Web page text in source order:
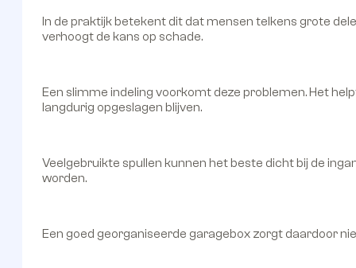
In de praktijk betekent dit dat mensen telkens grote
verhoogt de kans op schade.
Een slimme indeling voorkomt deze problemen. Het
langdurig opgeslagen blijven.
Veelgebruikte spullen kunnen het beste dicht bij de
worden.
Een goed georganiseerde garagebox zorgt daardoor